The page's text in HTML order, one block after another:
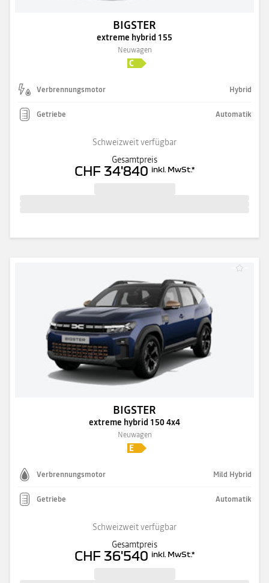
BIGSTER
extreme hybrid 155
Neuwagen
Verbrennungsmotor Hybrid
Getriebe Automatik
Schweizweit verfügbar
Gesamtpreis
CHF 34'840 inkl. MwSt.*
BIGSTER
extreme hybrid 150 4x4
Neuwagen
Verbrennungsmotor Mild Hybrid
Getriebe Automatik
Schweizweit verfügbar
Gesamtpreis
CHF 36'540 inkl. MwSt.*